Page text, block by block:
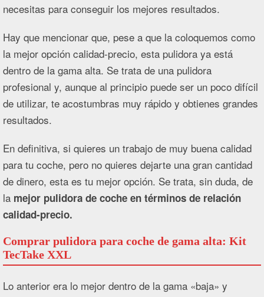
necesitas para conseguir los mejores resultados.
Hay que mencionar que, pese a que la coloquemos como
la mejor opción calidad-precio, esta pulidora ya está
dentro de la gama alta. Se trata de una pulidora
profesional y, aunque al principio puede ser un poco difícil
de utilizar, te acostumbras muy rápido y obtienes grandes
resultados.
En definitiva, si quieres un trabajo de muy buena calidad
para tu coche, pero no quieres dejarte una gran cantidad
de dinero, esta es tu mejor opción. Se trata, sin duda, de
la mejor pulidora de coche en términos de relación
calidad-precio.
Comprar pulidora para coche de gama alta: Kit
TecTake XXL
Lo anterior era lo mejor dentro de la gama «baja» y